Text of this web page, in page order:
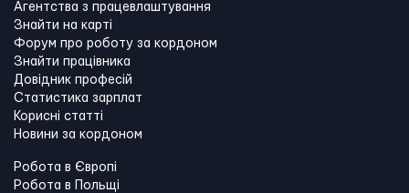
Агентства з працевлаштування
Знайти на карті
Форум про роботу за кордоном
Знайти працівника
Довідник професій
Статистика зарплат
Корисні статті
Новини за кордоном
Робота в Європі
Робота в Польщі